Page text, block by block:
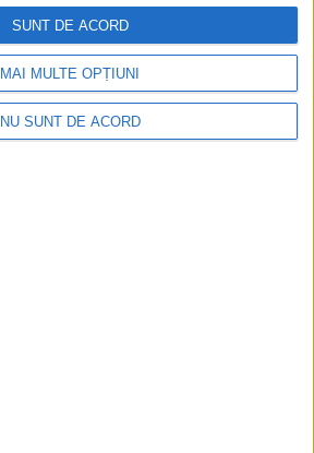
MAI MULTE OPȚIUNI
NU SUNT DE ACORD
SUNT DE ACORD